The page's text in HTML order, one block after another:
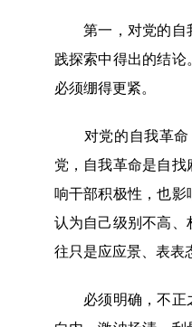
第一，对党的自我
践探索中得出的结
必须绷得更紧。
对党的自我革命，
党，自我革命是自
响干部积极性，也
认为自己级别不高
往只是应应景、表表
必须明确，不正之